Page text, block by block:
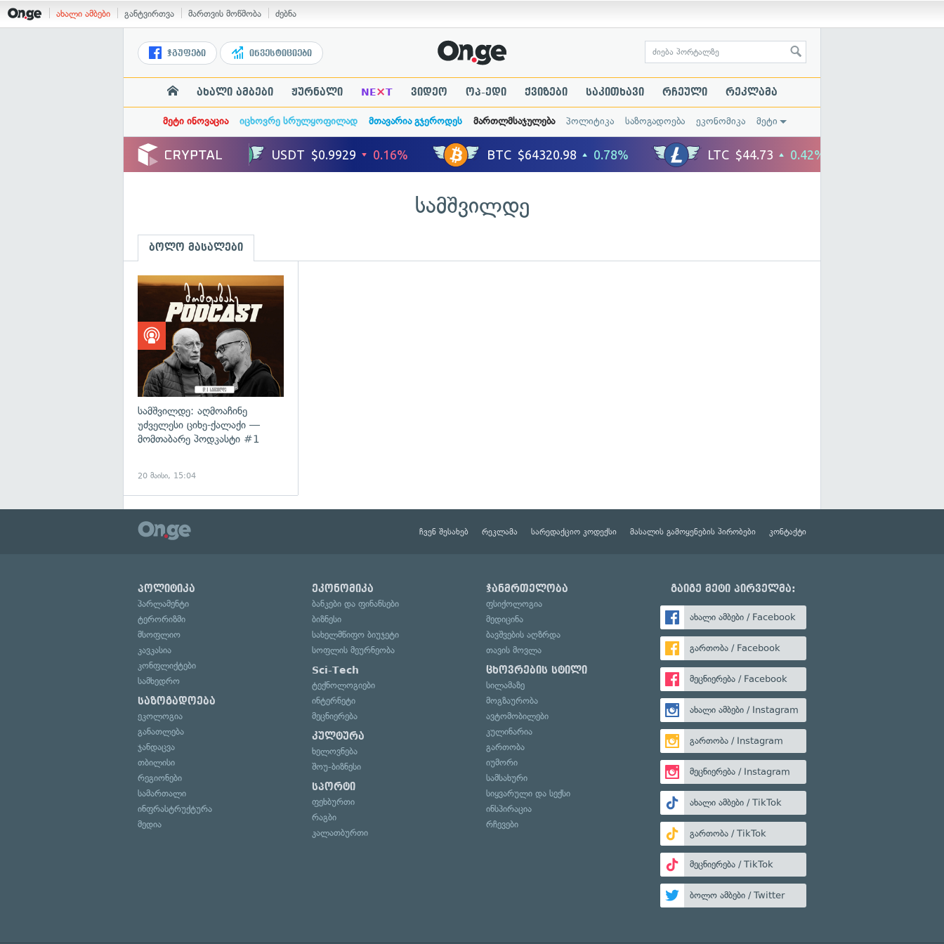
ახალი ამბები განტვირთვა მართვის მოწმობა ძებნა
ჯგუფები ინვესტიციები
ახალი ამბები ჟურნალი NE×T ვიდეო ოპ-ედი ქვიზები საკითხავი რჩეული რეკლამა
მეტი ინოვაცია იცხოვრე სრულყოფილად მთავარია გჯეროდეს მართლმსაჯულება პოლიტიკა საზოგადოება ეკონომიკა მეტი
სამშვილდე
ბოლო მასალები
სამშვილდე: აღმოაჩინე
უძველესი ციხე-ქალაქი —
მომთაბარე პოდკასტი #1
20 მაისი, 15:04
ჩვენ შესახებ რეკლამა სარედაქციო კოდექსი მასალის გამოყენების პირობები კონტაქტი
პოლიტიკა
პარლამენტი
ტერორიზმი
მსოფლიო
კავკასია
კონფლიქტები
სამხედრო
საზოგადოება
ეკოლოგია
განათლება
ჯანდაცვა
თბილისი
რეგიონები
სამართალი
ინფრასტრუქტურა
მედია
ეკონომიკა
ბანკები და ფინანსები
ბიზნესი
სახელმწიფო ბიუჯეტი
სოფლის მეურნეობა
Sci-Tech
ტექნოლოგიები
ინტერნეტი
მეცნიერება
კულტურა
ხელოვნება
შოუ-ბიზნესი
სპორტი
ფეხბურთი
რაგბი
კალათბურთი
ჯანმრთელობა
ფსიქოლოგია
მედიცინა
ბავშვების აღზრდა
თავის მოვლა
ცხოვრების სტილი
სილამაზე
მოგზაურობა
ავტომობილები
კულინარია
გართობა
იუმორი
სამსახური
სიყვარული და სექსი
ინსპირაცია
რჩევები
გაიგე მეტი პირველმა:
ახალი ამბები / Facebook
გართობა / Facebook
მეცნიერება / Facebook
ახალი ამბები / Instagram
გართობა / Instagram
მეცნიერება / Instagram
ახალი ამბები / TikTok
გართობა / TikTok
მეცნიერება / TikTok
ბოლო ამბები / Twitter